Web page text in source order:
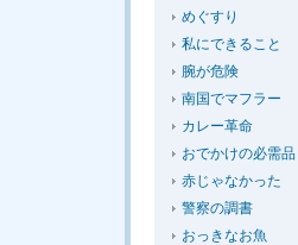
めぐすり
私にできること
腕が危険
南国でマフラー
カレー革命
おでかけの必需品
赤じゃなかった
警察の調書
おっきなお魚